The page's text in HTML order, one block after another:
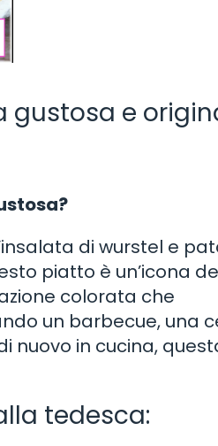
gustosa e
di wurstel e
piatto è un’icona
colorata che
un barbecue, una
nuovo in cucina,
tedesca: